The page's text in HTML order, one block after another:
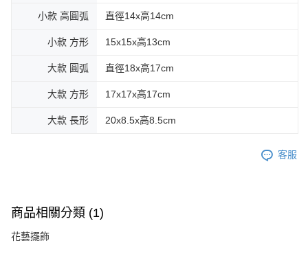
小款 高圓弧 直徑14x高14cm
小款 方形 15x15x高13cm
大款 圓弧 直徑18x高17cm
大款 方形 17x17x高17cm
大款 長形 20x8.5x高8.5cm
客服
商品相關分類 (1)
花藝擺飾